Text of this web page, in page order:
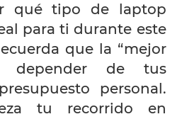
qué tipo de laptop
para ti durante este
que la “mejor
depender de tus
personal.
tu recorrido en